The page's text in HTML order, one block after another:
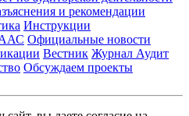
и рекомендации
Инструкции
Официальные новости
Вестник Журнал Аудит
Обсуждаем проекты